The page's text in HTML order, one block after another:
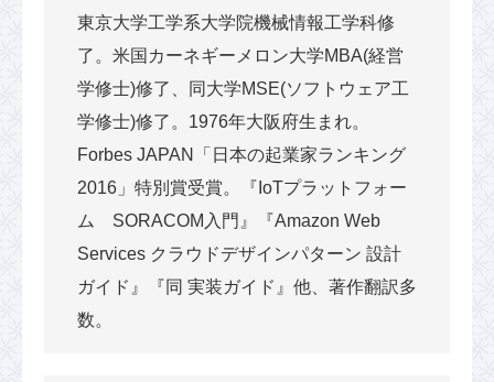
東京大学工学系大学院機械情報工学科修
了。米国カーネギーメロン大学MBA(経営
学修士)修了、同大学MSE(ソフトウェア工
学修士)修了。1976年大阪府生まれ。
Forbes JAPAN「日本の起業家ランキング
2016」特別賞受賞。『IoTプラットフォー
ム SORACOM入門』『Amazon Web
Services クラウドデザインパターン 設計
ガイド』『同 実装ガイド』他、著作翻訳多
数。